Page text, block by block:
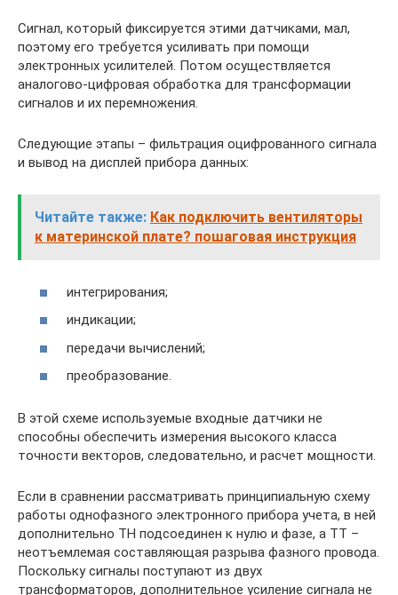
Сигнал, который фиксируется этими датчиками, мал,
поэтому его требуется усиливать при помощи
электронных усилителей. Потом осуществляется
аналогово-цифровая обработка для трансформации
сигналов и их перемножения.
Следующие этапы – фильтрация оцифрованного сигнала
и вывод на дисплей прибора данных:
Читайте также: Как подключить вентиляторы
к материнской плате? пошаговая инструкция
интегрирования;
индикации;
передачи вычислений;
преобразование.
В этой схеме используемые входные датчики не
способны обеспечить измерения высокого класса
точности векторов, следовательно, и расчет мощности.
Если в сравнении рассматривать принципиальную схему
работы однофазного электронного прибора учета, в ней
дополнительно ТН подсоединен к нулю и фазе, а ТТ –
неотъемлемая составляющая разрыва фазного провода.
Поскольку сигналы поступают из двух
трансформаторов, дополнительное усиление сигнала не